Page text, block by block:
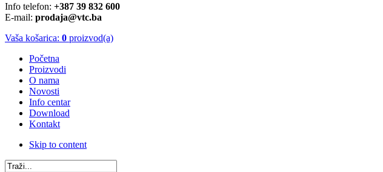
Info telefon: +387 39 832 600
E-mail: prodaja@vtc.ba
Vaša košarica: 0 proizvod(a)
Početna
Proizvodi
O nama
Novosti
Info centar
Download
Kontakt
Skip to content